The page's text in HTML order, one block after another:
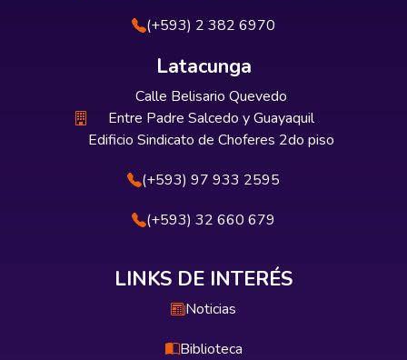
(+593) 2 382 6970
Latacunga
Calle Belisario Quevedo
Entre Padre Salcedo y Guayaquil
Edificio Sindicato de Choferes 2do piso
(+593) 97 933 2595
(+593) 32 660 679
LINKS DE INTERÉS
Noticias
Biblioteca